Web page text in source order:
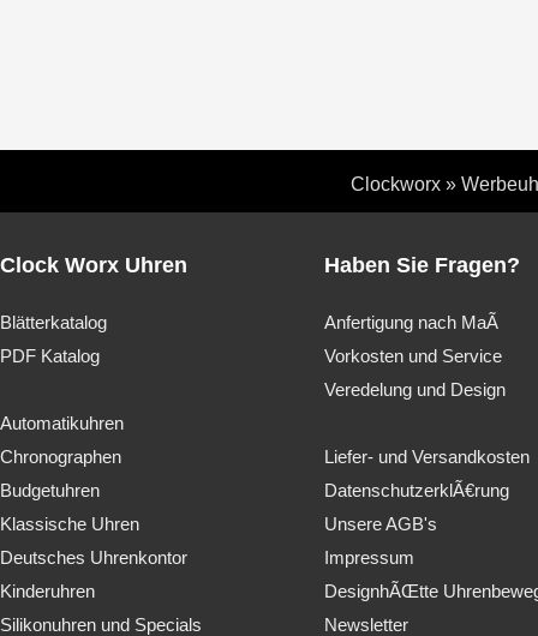
Clockworx »
Clock Worx Uhren
Blätterkatalog
PDF Katalog
Automatikuhren
Chronographen
Budgetuhren
Klassische Uhren
Deutsches Uhrenkontor
Kinderuhren
Silikonuhren und Specials
Haben Sie Fragen?
Anfertigung nach MaÃ
Vorkosten und Service
Veredelung und Design
Liefer- und Versandkosten
DatenschutzerklÃ€rung
Unsere AGB's
Impressum
DesignhÃŒtte
Newsletter